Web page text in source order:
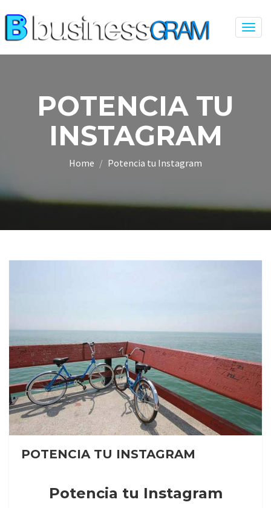
POTENCIA TU
INSTAGRAM
Home Potencia tu Instagram
POTENCIA TU INSTAGRAM
Potencia tu Instagram